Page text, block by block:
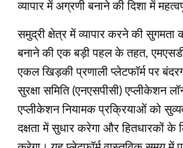
व्यापार में अग्रणी बनाने की दिशा में
समुद्री क्षेत्र में व्यापार करने की
बनाने की एक बड़ी पहल के तहत,
एकल खिड़की प्रणाली प्लेटफॉर्म पर
सुरक्षा समिति (एनएसपीसी) एप्लीकेशन
एप्लीकेशन नियामक प्रक्रियाओं को
दक्षता में सुधार करेगा और हितधारकों के